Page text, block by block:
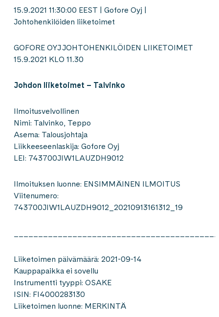
15.9.2021 11:30:00 EEST | Gofore Oyj |
Johtohenkilöiden liiketoimet
GOFORE OYJ JOHTOHENKILÖIDEN LIIKETOIMET
15.9.2021 KLO 11.30
Johdon liiketoimet – Talvinko
Ilmoitusvelvollinen
Nimi: Talvinko, Teppo
Asema: Talousjohtaja
Liikkeeseenlaskija: Gofore Oyj
LEI: 743700JIW1LAUZDH9012
Ilmoituksen luonne: ENSIMMÄINEN ILMOITUS
Viitenumero:
743700JIW1LAUZDH9012_20210913161312_19
Liiketoimen päivämäärä: 2021-09-14
Kauppapaikka ei sovellu
Instrumentti tyyppi: OSAKE
ISIN: FI4000283130
Liiketoimen luonne: MERKINTÄ